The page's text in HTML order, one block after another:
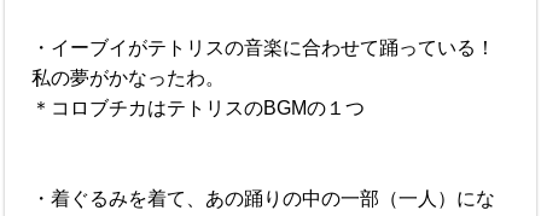
・イーブイがテトリスの音楽に合わせて踊っている！
私の夢がかなったわ。
＊コロブチカはテトリスのBGMの１つ
・着ぐるみを着て、あの踊りの中の一部（一人）にな